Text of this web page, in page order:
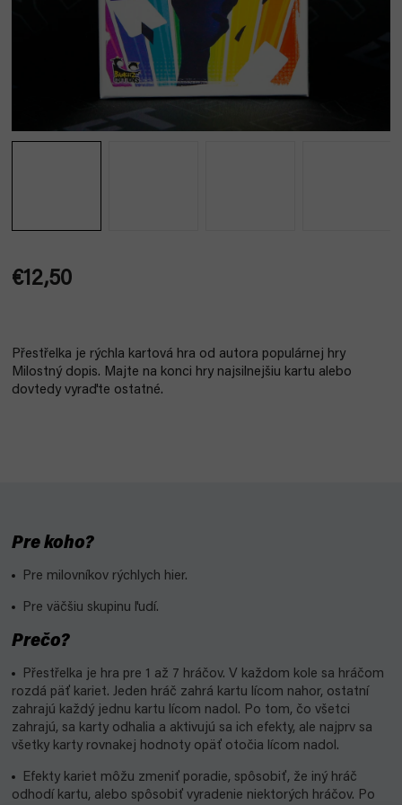
€12,50
Přestřelka je rýchla kartová hra od autora populárnej hry
Milostný dopis. Majte na konci hry najsilnejšiu kartu alebo
dovtedy vyraďte ostatné.
Pre koho?
Pre milovníkov rýchlych hier.
Pre väčšiu skupinu ľudí.
Prečo?
Přestřelka je hra pre 1 až 7 hráčov. V každom kole sa hráčom
rozdá päť kariet. Jeden hráč zahrá kartu lícom nahor, ostatní
zahrajú každý jednu kartu lícom nadol. Po tom, čo všetci
zahrajú, sa karty odhalia a aktivujú sa ich efekty, ale najprv sa
všetky karty rovnakej hodnoty opäť otočia lícom nadol.
Efekty kariet môžu zmeniť poradie, spôsobiť, že iný hráč
odhodí kartu, alebo spôsobiť vyradenie niektorých hráčov. Po